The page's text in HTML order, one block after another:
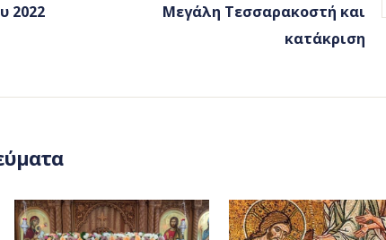
2022
Μεγάλη Τεσσαρακοστή και
κατάκριση